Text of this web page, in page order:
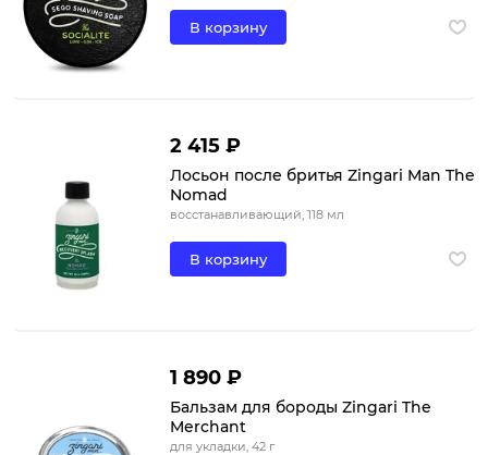
В корзину
2 415 ₽
Лосьон после бритья Zingari Man The
Nomad
восстанавливающий, 118 мл
В корзину
1 890 ₽
Бальзам для бороды Zingari The
Merchant
для укладки, 42 г